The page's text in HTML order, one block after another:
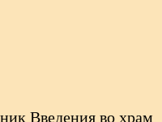
Введения во храм